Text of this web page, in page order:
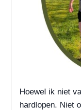
Hoewel ik niet
hardlopen. Niet